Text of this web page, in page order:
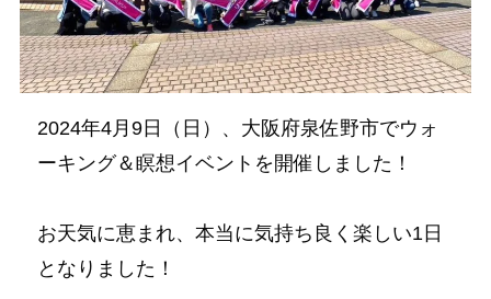
2024年4月9日（日）、大阪府泉佐野市でウォ
ーキング＆瞑想イベントを開催しました！
お天気に恵まれ、本当に気持ち良く楽しい1日
となりました！